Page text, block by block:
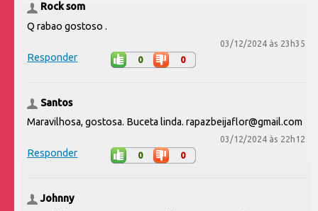
Rock som
Q rabao gostoso .
03/12/2024 às 23h35
Responder 0 0
Santos
Maravilhosa, gostosa. Buceta linda. rapazbeijaflor@gmail.com
03/12/2024 às 22h12
Responder 0 0
Johnny